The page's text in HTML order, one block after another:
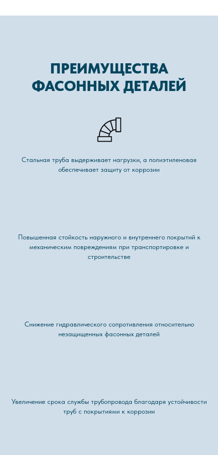
ПРЕИМУЩЕСТВА
ФАСОННЫХ ДЕТАЛЕЙ
Стальная труба выдерживает нагрузки, а полиэтиленовая
обеспечивает защиту от коррозии
Повышенная стойкость наружного и внутреннего покрытий к
механическим повреждениям при транспортировке и
строительстве
Снижение гидравлического сопротивления относительно
незащищенных фасонных деталей
Увеличение срока службы трубопровода благодаря устойчивости
труб с покрытиями к коррозии